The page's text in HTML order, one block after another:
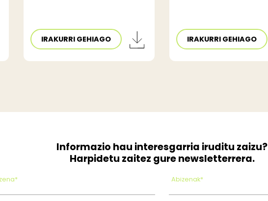
IRAKURRI GEHIAGO IRAKURRI GEHIAGO
Informazio hau interesgarria iruditu zaizu?
Harpidetu zaitez gure newsletterrera.
Abizenak*